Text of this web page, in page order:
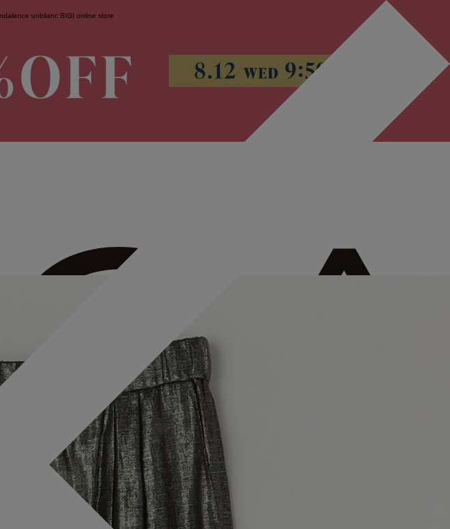
unbilanc BIGI online store